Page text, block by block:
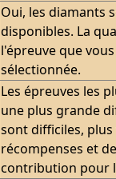
Oui, les diamants
disponibles. La
l'épreuve que vous
sélectionnée.
Les épreuves les
une plus grande
sont difficiles,
récompenses et
contribution pour